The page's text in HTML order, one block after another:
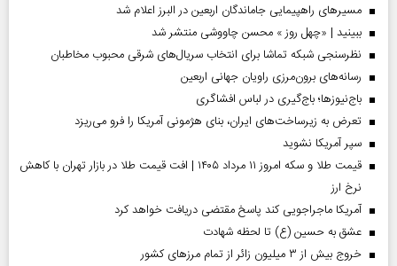
مسیر‌های راهپیمایی جاماندگان اربعین در البرز اعلام شد
ببینید | «چهل روز » محسن چاووشی منتشر شد
نظرسنجی شبکه تماشا برای انتخاب سریال‌های شرقی محبوب مخاطبان
رسانه‌های برون‌مرزی راویان جهانی اربعین
باج‌نیوزها؛ باج‌گیری در لباس افشاگری
تعرض به زیرساخت‌های ایران، بنای هژمونی آمریکا را فرو می‌ریزد
سپر آمریکا نشوید
قیمت طلا و سکه امروز ۱۱ مرداد ۱۴۰۵ | افت قیمت طلا در بازار تهران با کاهش
نرخ ارز
آمریکا ماجراجویی کند پاسخ مقتضی دریافت خواهد کرد
عشق به حسین (ع) تا لحظه شهادت
خروج بیش از ۳ میلیون زائر از تمام مرز‌های کشور